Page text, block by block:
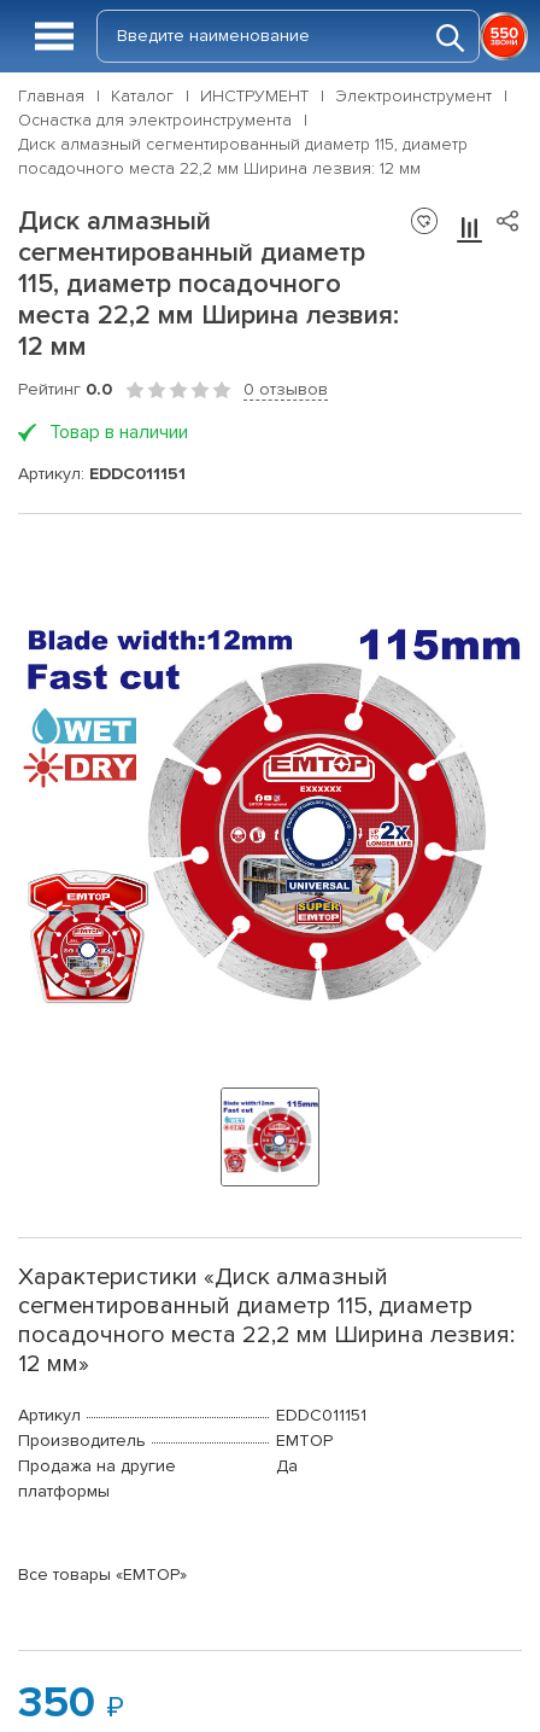
Главная Каталог ИНСТРУМЕНТ
Электроинструмент
Оснастка для электроинструмента
Диск алмазный сегментированный диаметр 115, диаметр
посадочного места 22,2 мм Ширина лезвия: 12 мм
Диск алмазный
сегментированный диаметр
115, диаметр посадочного
места 22,2 мм Ширина лезвия:
12 мм
Рейтинг 0.0 0 отзывов
Товар в наличии
Артикул: EDDC011151
Характеристики «Диск алмазный
сегментированный диаметр 115, диаметр
посадочного места 22,2 мм Ширина лезвия:
12 мм»
Артикул
EDDC011151
Производитель
EMTOP
Продажа на другие
платформы
Да
Все товары «EMTOP»
350